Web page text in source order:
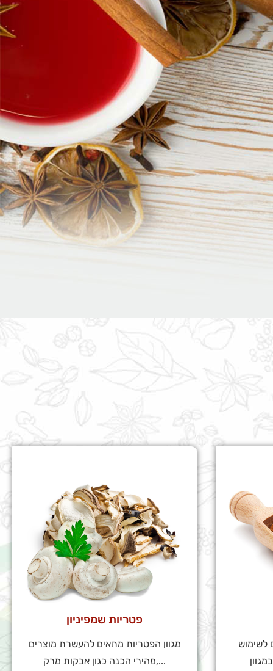
לשימוש
פטריות שמפיניון
מגוון הפטריות מתאים להעשרת מוצרים
מהירי הכנה כגון אבקות מרק,...